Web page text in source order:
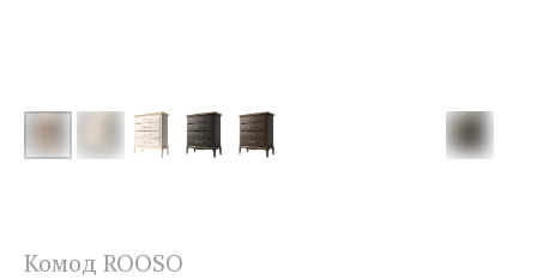
Комод ROOSO